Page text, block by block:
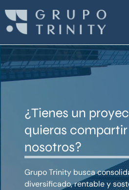
contenido
¿Tienes un
quieras
nosotros?
Grupo Trinity busca
diversificado, rentable y